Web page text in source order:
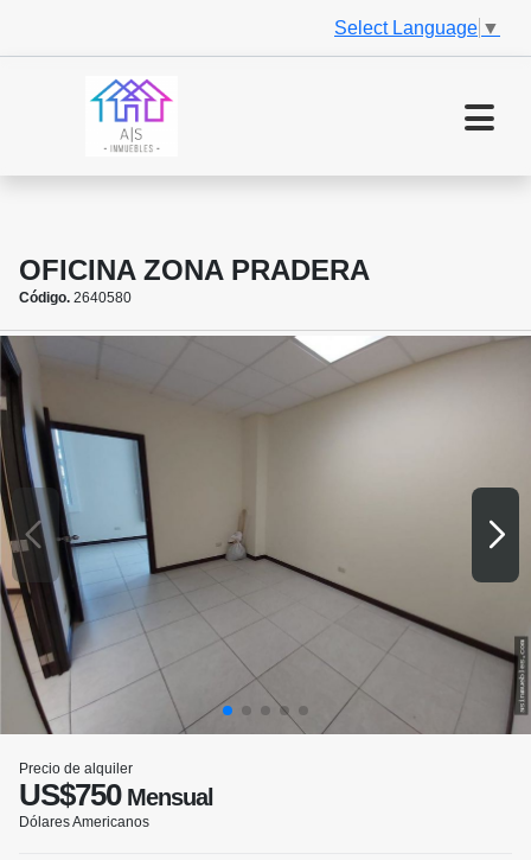
Select Language ▼
OFICINA ZONA PRADERA
Código. 2640580
Precio de alquiler
US$750Mensual
Dólares Americanos